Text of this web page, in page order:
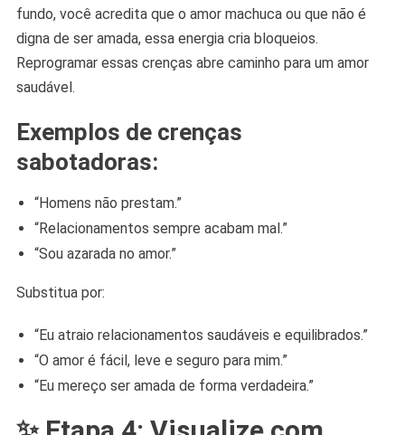
fundo, você acredita que o amor machuca ou que não é
digna de ser amada, essa energia cria bloqueios.
Reprogramar essas crenças abre caminho para um amor
saudável.
Exemplos de crenças
sabotadoras:
“Homens não prestam.”
“Relacionamentos sempre acabam mal.”
“Sou azarada no amor.”
Substitua por:
“Eu atraio relacionamentos saudáveis e equilibrados.”
“O amor é fácil, leve e seguro para mim.”
“Eu mereço ser amada de forma verdadeira.”